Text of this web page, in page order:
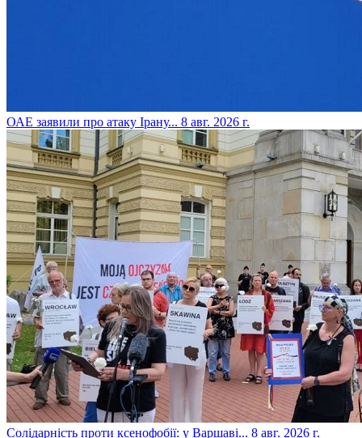
​ОАЕ заявили про атаку Ірану... 8 авг. 2026 г.
​Солідарність проти ксенофобії: у Варшаві... 8 авг. 2026 г.